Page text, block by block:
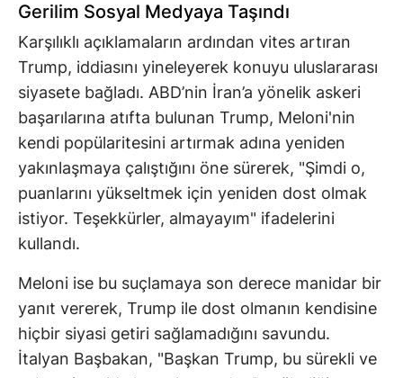
Gerilim Sosyal Medyaya Taşındı
Karşılıklı açıklamaların ardından vites artıran
Trump, iddiasını yineleyerek konuyu uluslararası
siyasete bağladı. ABD’nin İran’a yönelik askeri
başarılarına atıfta bulunan Trump, Meloni'nin
kendi popülaritesini artırmak adına yeniden
yakınlaşmaya çalıştığını öne sürerek, "Şimdi o,
puanlarını yükseltmek için yeniden dost olmak
istiyor. Teşekkürler, almayayım" ifadelerini
kullandı.
Meloni ise bu suçlamaya son derece manidar bir
yanıt vererek, Trump ile dost olmanın kendisine
hiçbir siyasi getiri sağlamadığını savundu.
İtalyan Başbakan, "Başkan Trump, bu sürekli ve